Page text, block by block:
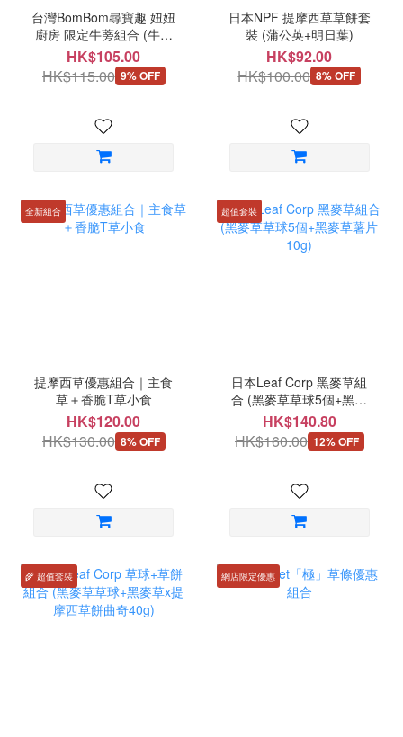
台灣BomBom尋寶趣 妞妞
廚房 限定牛蒡組合 (牛蒡
脆片12g+牛蒡乾30g)
HK$105.00
HK$115.00 9% OFF
日本NPF 提摩西草草餅套
裝 (蒲公英+明日葉)
HK$92.00
HK$100.00 8% OFF
全新組合
提摩西草優惠組合｜主食
草＋香脆T草小食
HK$120.00
HK$130.00 8% OFF
超值套裝
日本Leaf Corp 黑麥草組
合 (黑麥草草球5個+黑麥
草薯片10g)
HK$140.80
HK$160.00 12% OFF
🌾 超值套裝 網店限定優惠